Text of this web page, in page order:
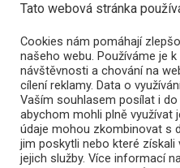
Tato webová stránka
Cookies nám pomáhají
našeho webu. Používáme je
návštěvnosti a chování na
cílení reklamy. Data o
Vaším souhlasem posílat i
abychom mohli plně využívat
údaje mohou zkombinovat s
jim poskytli nebo které získali
jejich služby. Více informací